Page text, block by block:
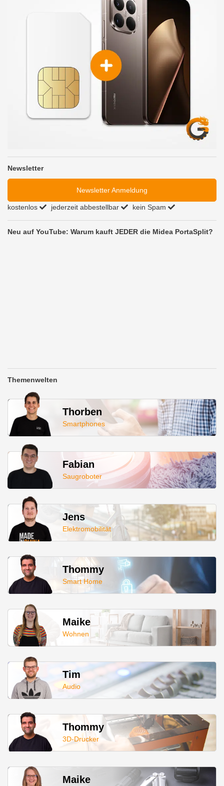
Newsletter
Newsletter Anmeldung
kostenlos jederzeit abbestellbar kein Spam
Neu auf YouTube: Warum kauft JEDER die Midea PortaSplit?
Themenwelten
Thorben
Smartphones
Fabian
Saugroboter
Jens
Elektromobilität
Thommy
Smart Home
Maike
Wohnen
Tim
Audio
Thommy
3D-Drucker
Maike